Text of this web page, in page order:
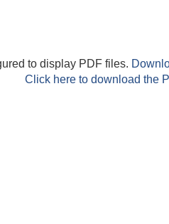
to display PDF files.
Click here to download the